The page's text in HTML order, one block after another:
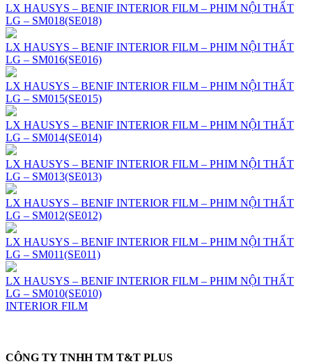
LX HAUSYS – BENIF INTERIOR FILM – PHIM NỘI THẤT
LG – SM018(SE018)
LX HAUSYS – BENIF INTERIOR FILM – PHIM NỘI THẤT
LG – SM016(SE016)
LX HAUSYS – BENIF INTERIOR FILM – PHIM NỘI THẤT
LG – SM015(SE015)
LX HAUSYS – BENIF INTERIOR FILM – PHIM NỘI THẤT
LG – SM014(SE014)
LX HAUSYS – BENIF INTERIOR FILM – PHIM NỘI THẤT
LG – SM013(SE013)
LX HAUSYS – BENIF INTERIOR FILM – PHIM NỘI THẤT
LG – SM012(SE012)
LX HAUSYS – BENIF INTERIOR FILM – PHIM NỘI THẤT
LG – SM011(SE011)
LX HAUSYS – BENIF INTERIOR FILM – PHIM NỘI THẤT
LG – SM010(SE010)
INTERIOR FILM
CÔNG TY TNHH TM T&T PLUS